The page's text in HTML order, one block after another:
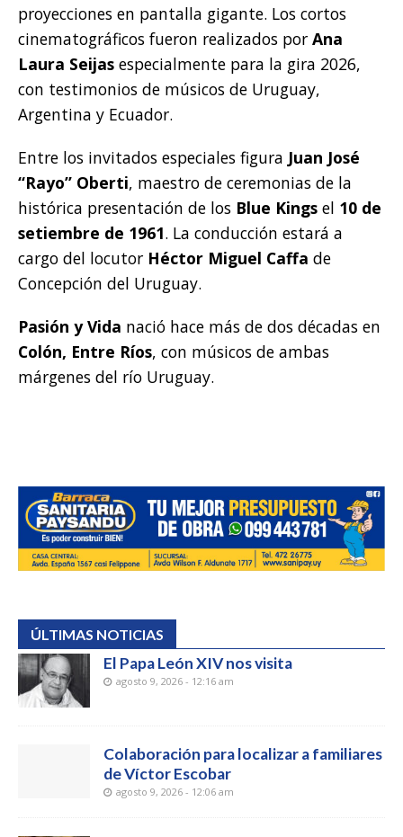
proyecciones en pantalla gigante. Los cortos
cinematográficos fueron realizados por Ana
Laura Seijas especialmente para la gira 2026,
con testimonios de músicos de Uruguay,
Argentina y Ecuador.
Entre los invitados especiales figura Juan José
“Rayo” Oberti, maestro de ceremonias de la
histórica presentación de los Blue Kings el 10 de
setiembre de 1961. La conducción estará a
cargo del locutor Héctor Miguel Caffa de
Concepción del Uruguay.
Pasión y Vida nació hace más de dos décadas en
Colón, Entre Ríos, con músicos de ambas
márgenes del río Uruguay.
ÚLTIMAS NOTICIAS
El Papa León XIV nos visita
agosto 9, 2026 - 12:16 am
Colaboración para localizar a familiares
de Víctor Escobar
agosto 9, 2026 - 12:06 am